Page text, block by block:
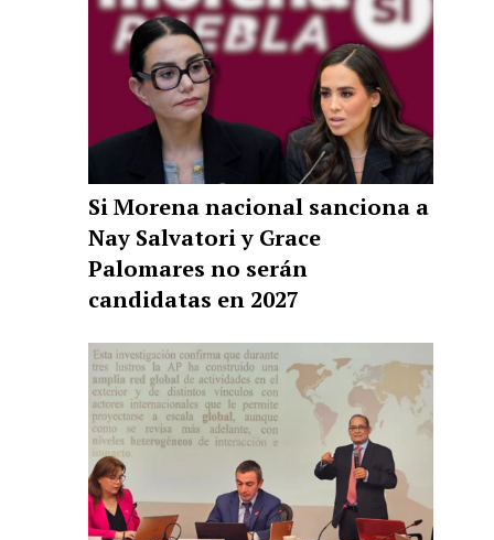
Si Morena nacional sanciona a
Nay Salvatori y Grace
Palomares no serán
candidatas en 2027